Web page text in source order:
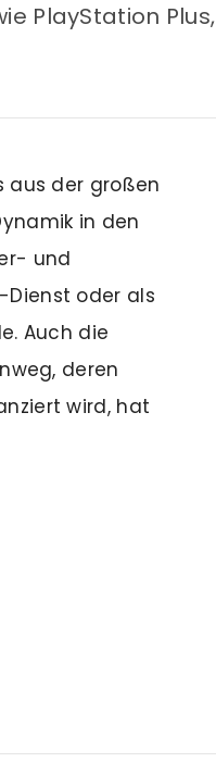
PlayStation Plus,
aus der großen
in den
und
oder als
Auch die
deren
wird, hat